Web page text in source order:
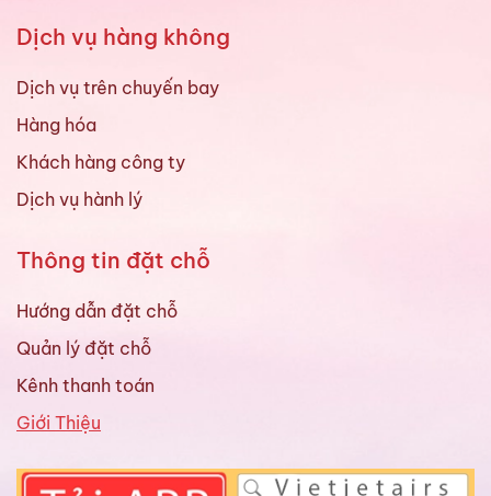
Dịch vụ hàng không
Dịch vụ trên chuyến bay
Hàng hóa
Khách hàng công ty
Dịch vụ hành lý
Thông tin đặt chỗ
Hướng dẫn đặt chỗ
Quản lý đặt chỗ
Kênh thanh toán
Giới Thiệu